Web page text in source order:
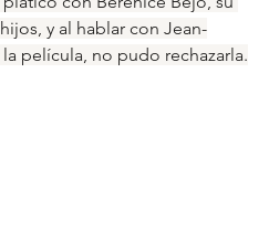
y al hablar con Jean-
película, no pudo rechazarla.